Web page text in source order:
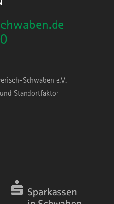
Schwaben e.V.
Standortfaktor